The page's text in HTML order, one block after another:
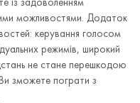
із задоволенням
можливостями. Додаток
керування голосом
режимів, широкий
не стане перешкодою
зможете пограти з